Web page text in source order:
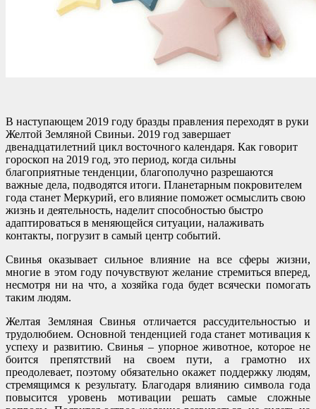
В наступающем 2019 году бразды правления переходят в руки
Желтой Земляной Свиньи. 2019 год завершает
двенадцатилетний цикл восточного календаря. Как говорит
гороскоп на 2019 год, это период, когда сильны
благоприятные тенденции, благополучно разрешаются
важные дела, подводятся итоги. Планетарным покровителем
года станет Меркурий, его влияние поможет осмыслить свою
жизнь и деятельность, наделит способностью быстро
адаптироваться в меняющейся ситуации, налаживать
контакты, погрузит в самый центр событий.
Свинья оказывает сильное влияние на все сферы жизни,
многие в этом году почувствуют желание стремиться вперед,
несмотря ни на что, а хозяйка года будет всячески помогать
таким людям.
Желтая Земляная Свинья отличается рассудительностью и
трудолюбием. Основной тенденцией года станет мотивация к
успеху и развитию. Свинья – упорное животное, которое не
боится препятствий на своем пути, а грамотно их
преодолевает, поэтому обязательно окажет поддержку людям,
стремящимся к результату. Благодаря влиянию символа года
повысится уровень мотивации решать самые сложные